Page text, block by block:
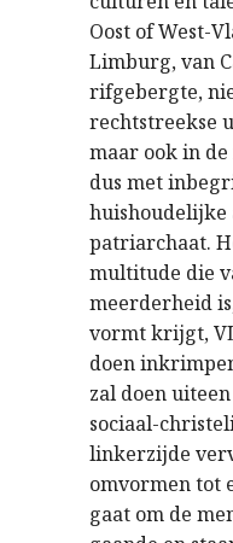
Oost of West-
Limburg, van
rifgebergte,
rechtstreekse
maar ook in
dus met
huishoudelijke
patriarchaat.
multitude die
meerderheid
vormt krijgt,
doen
zal doen
sociaal-
linkerzijde
omvormen tot
gaat om de